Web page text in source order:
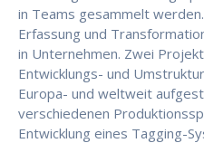
in Teams gesammelt
Erfassung und
in Unternehmen. Zwei
Entwicklungs- und
Europa- und weltweit
verschiedenen
Entwicklung eines Tagging-